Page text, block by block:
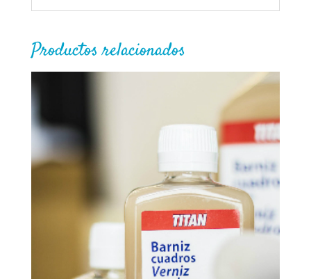
Productos relacionados